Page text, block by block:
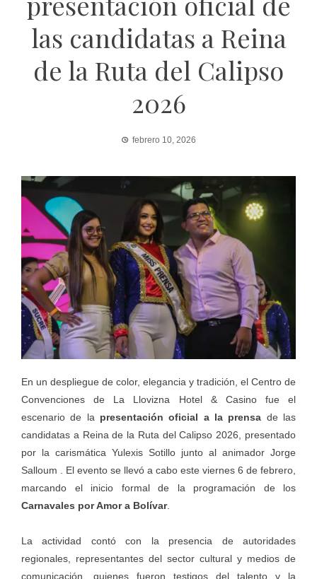
las candidatas a Reina
de la Ruta del Calipso
2026
febrero 10, 2026
En un despliegue de color, elegancia y tradición, el Centro de
Convenciones de La Llovizna Hotel & Casino fue el
escenario de la presentación oficial a la prensa de las
candidatas a Reina de la Ruta del Calipso 2026, presentado
por la carismática Yulexis Sotillo junto al animador Jorge
Salloum . El evento se llevó a cabo este viernes 6 de febrero,
marcando el inicio formal de la programación de los
Carnavales por Amor a Bolívar.
La actividad contó con la presencia de autoridades
regionales, representantes del sector cultural y medios de
comunicación, quienes fueron testigos del talento y la